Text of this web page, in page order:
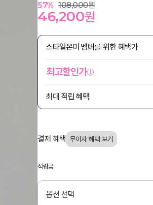
57% 108,000원
46,200원
스타일온미 멤버를 위한 혜택가
최고할인가
최대 적립 혜택
결제 혜택
적립금